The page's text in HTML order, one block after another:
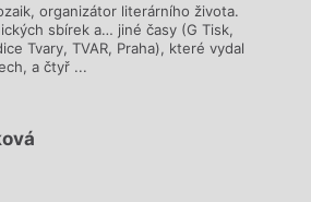
organizátor literárního života.
sbírek a… jiné časy (G Tisk,
Tvary, TVAR, Praha), které vydal
a čtyř ...